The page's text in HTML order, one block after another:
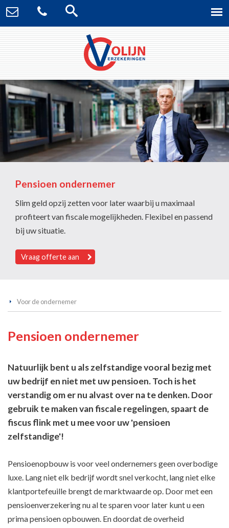
Pensioen ondernemer
Slim geld opzij zetten voor later waarbij u maximaal
profiteert van fiscale mogelijkheden. Flexibel en passend
bij uw situatie.
Vraag offerte aan
Voor de ondernemer
Pensioen ondernemer
Natuurlijk bent u als zelfstandige vooral bezig met
uw bedrijf en niet met uw pensioen. Toch is het
verstandig om er nu alvast over na te denken. Door
gebruik te maken van fiscale regelingen, spaart de
fiscus flink met u mee voor uw 'pensioen
zelfstandige'!
Pensioenopbouw is voor veel ondernemers geen overbodige
luxe. Lang niet elk bedrijf wordt snel verkocht, lang niet elke
klantportefeuille brengt de marktwaarde op. Door met een
pensioenverzekering nu al te sparen voor later kunt u een
prima pensioen opbouwen. En doordat de overheid